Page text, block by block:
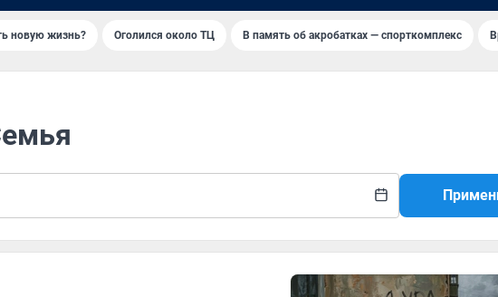
новую жизнь? Оголился около ТЦ В память об акробатках — спорткомплекс